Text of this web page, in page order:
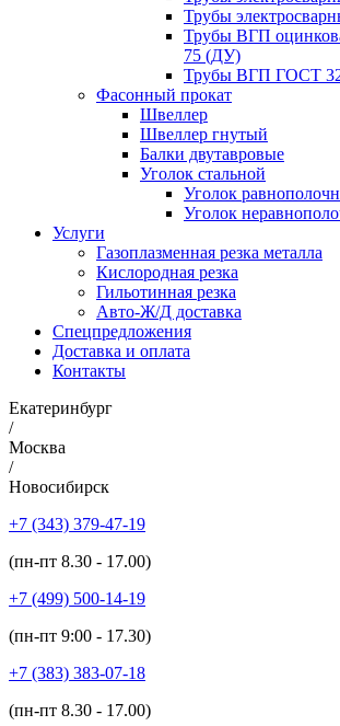
Трубы
Трубы ВГП
75 (ДУ)
Трубы ВГП ГОСТ
Фасонный прокат
Швеллер
Швеллер гнутый
Балки двутавровые
Уголок стальной
Уголок
Уголок
Услуги
Газоплазменная резка металла
Кислородная резка
Гильотинная резка
Авто-Ж/Д доставка
Спецпредложения
Доставка и оплата
Контакты
Екатеринбург
/
Москва
/
Новосибирск
+7 (343) 379-47-19
(пн-пт 8.30 - 17.00)
+7 (499) 500-14-19
(пн-пт 9:00 - 17.30)
+7 (383) 383-07-18
(пн-пт 8.30 - 17.00)